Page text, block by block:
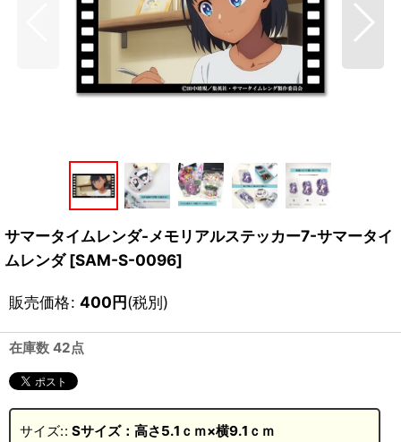
サマータイムレンダ-メモリアルステッカー7-サマータイ
ムレンダ [SAM-S-0096]
販売価格: 400円(税別)
在庫数 42点
サイズ:: Sサイズ：高さ5.1ｃｍ×横9.1ｃｍ